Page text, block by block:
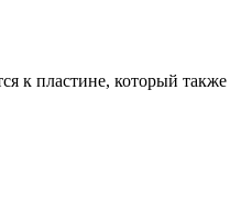
к пластине, который